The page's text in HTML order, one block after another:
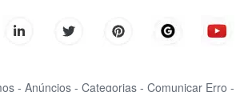
- Anúncios - Categorias - Comunicar Erro -